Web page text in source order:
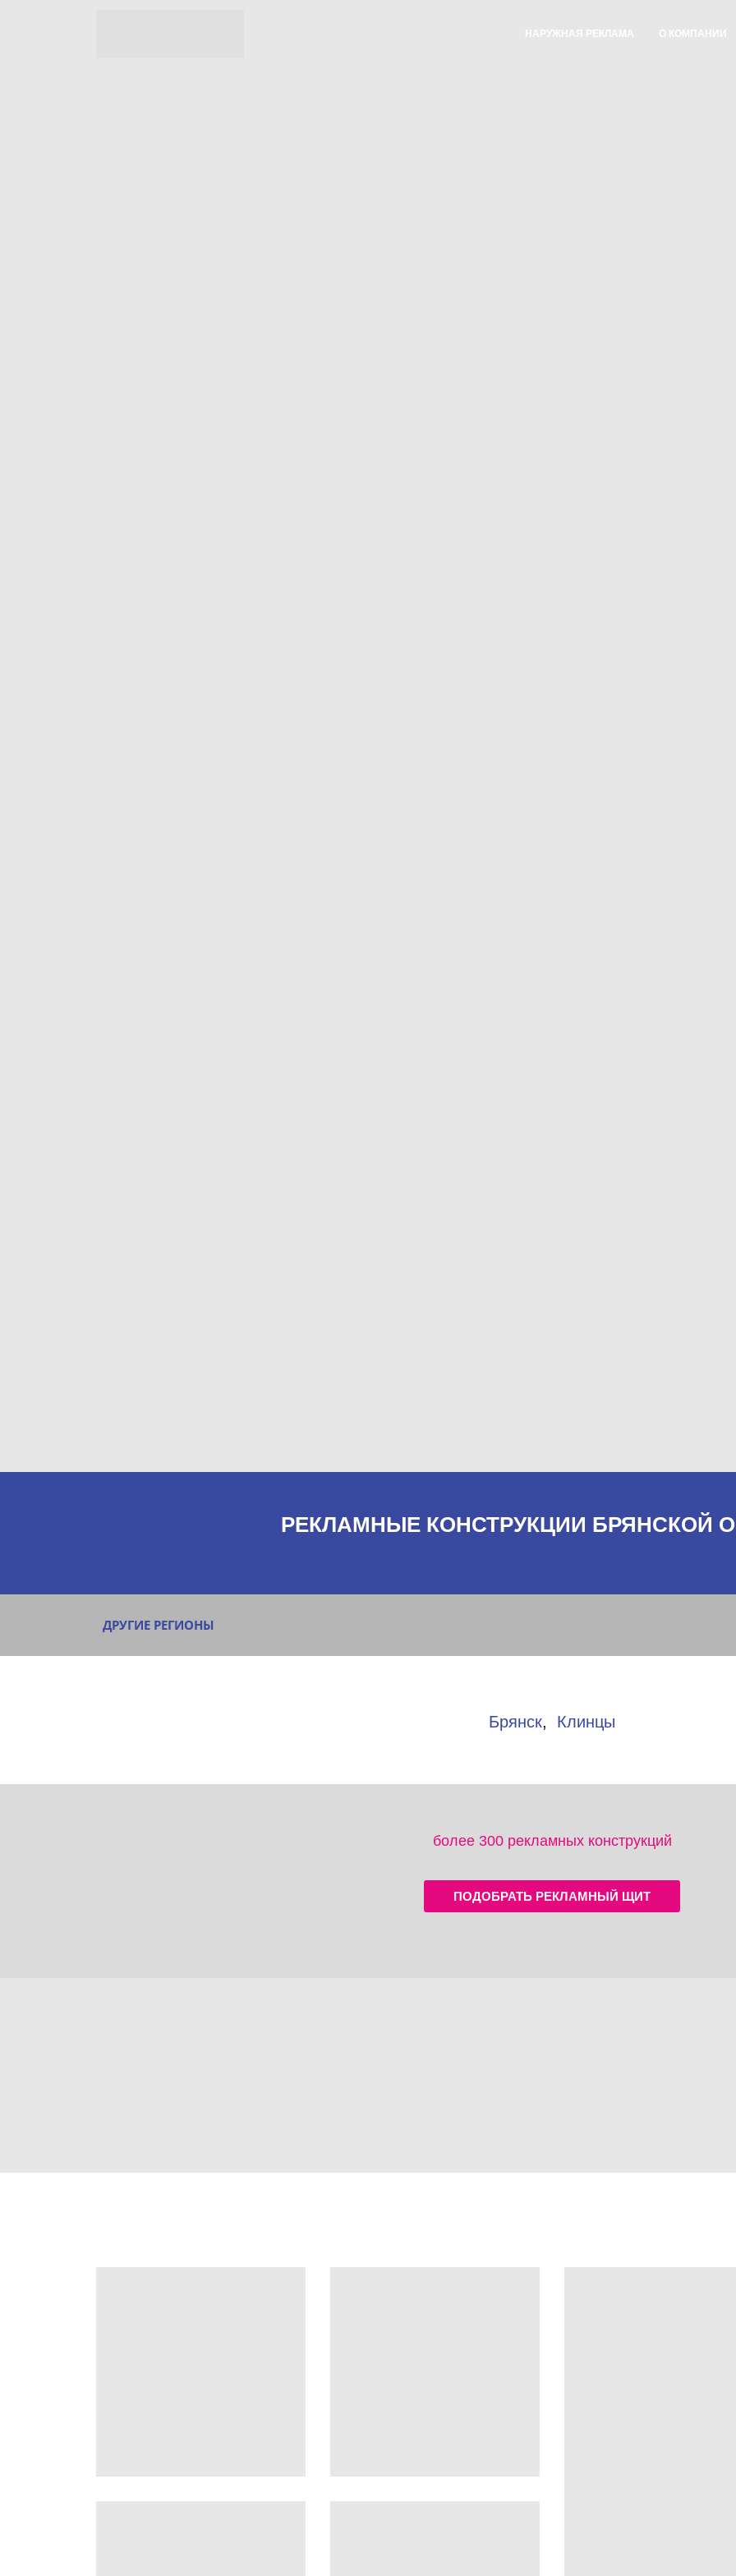
НАРУЖНАЯ РЕКЛАМА О КОМПАНИИ
РЕКЛАМНЫЕ КОНСТРУКЦИИ БРЯНСКОЙ
ДРУГИЕ РЕГИОНЫ
Брянск, Клинцы
более 300 рекламных конструкций
ПОДОБРАТЬ РЕКЛАМНЫЙ ЩИТ